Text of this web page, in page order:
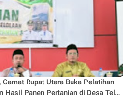
Rupat Utara Buka Pelatihan
Hasil Panen Pertanian di Desa Teluk